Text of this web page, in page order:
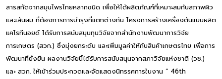
สารสกัดจากสมุนไพรไทยหลากชนิด เพื่อให้ได้ผลิตภัณฑ์ที่เหมาะสมกับสภาพผิว
และเส้นผม ที่ต้องการการบำรุงที่แตกต่างกัน โครงการสร้างเครื่องต้นแบบผลิต
แคโรทีนอยด์ ได้รับการสนับสนุนทุนวิจัยจากสำนักงานพัฒนาการวิจัย
การเกษตร (สวก.) ซึ่งมุ่งยกระดับ และเพิ่มมูลค่าให้กับสินค้าเกษตรไทย เพื่อการ
พัฒนาที่ยั่งยืน ผลงานวิจัยนี้ได้รับการสนับสนุนจากสภาวิจัยแห่งชาติ (วช.)
และ สวก. ให้เข้าร่วมประกวดและจัดแสดงนิทรรศการในงาน “ 46th